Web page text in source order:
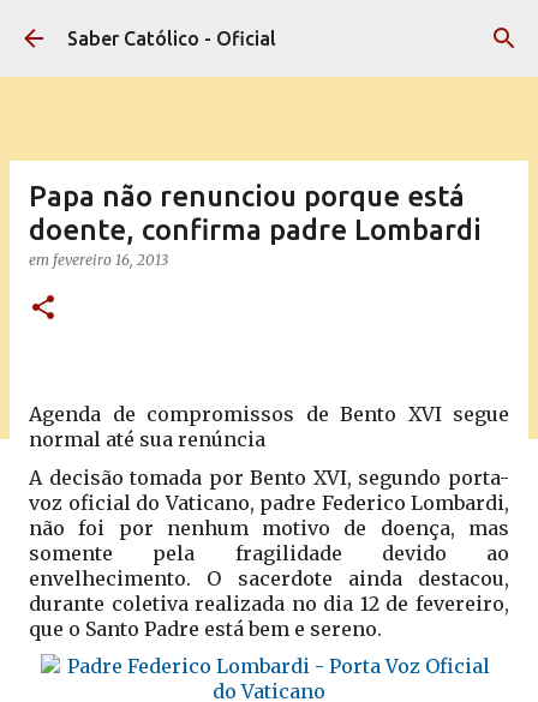
Pular para o conteúdo principal
Saber Católico - Oficial
Papa não renunciou porque está
doente, confirma padre Lombardi
em fevereiro 16, 2013
Agenda de compromissos de Bento XVI segue
normal até sua renúncia
A decisão tomada por Bento XVI, segundo porta-
voz oficial do Vaticano, padre Federico Lombardi,
não foi por nenhum motivo de doença, mas
somente pela fragilidade devido ao
envelhecimento. O sacerdote ainda destacou,
durante coletiva realizada no dia 12 de fevereiro,
que o Santo Padre está bem e sereno.